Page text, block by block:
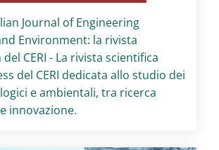
:
Journal of Engineering
Environment: la rivista
CERI - La rivista scientifica
del CERI dedicata allo studio dei
e ambientali, tra ricerca
innovazione.